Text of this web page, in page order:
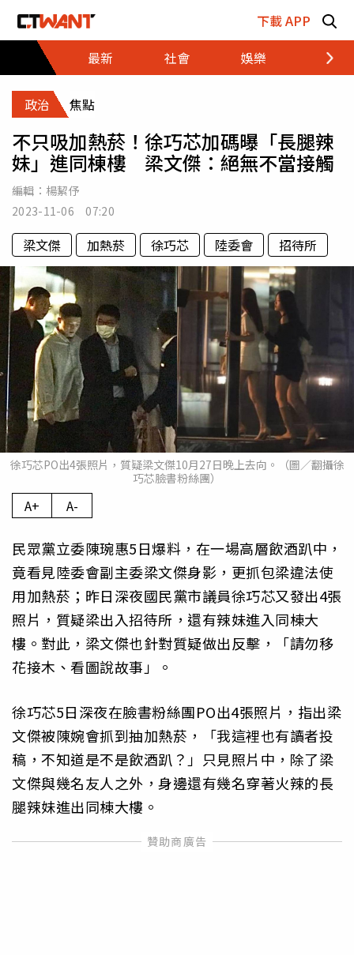
下載 APP
最新
社會 娛樂 財經
政治 焦點
不只吸加熱菸！徐巧芯加碼曝「長腿辣
妹」進同棟樓 梁文傑：絕無不當接觸
編輯： 楊絜伃
2023-11-06 07:20
梁文傑 加熱菸 徐巧芯 陸委會 招待所
徐巧芯PO出4張照片，質疑梁文傑10月27日晚上去向。（圖／翻攝徐
巧芯臉書粉絲團）
A+ A-
民眾黨立委陳琬惠5日爆料，在一場高層飲酒趴中，
竟看見陸委會副主委梁文傑身影，更抓包梁違法使
用加熱菸；昨日深夜國民黨市議員徐巧芯又發出4張
照片，質疑梁出入招待所，還有辣妹進入同棟大
樓。對此，梁文傑也針對質疑做出反擊，「請勿移
花接木、看圖說故事」。
徐巧芯5日深夜在臉書粉絲團PO出4張照片，指出梁
文傑被陳婉會抓到抽加熱菸，「我這裡也有讀者投
稿，不知道是不是飲酒趴？」只見照片中，除了梁
文傑與幾名友人之外，身邊還有幾名穿著火辣的長
腿辣妹進出同棟大樓。